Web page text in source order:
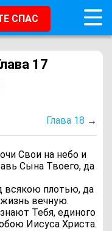
СПАС
17
Глава 18 →
Свои на небо и
Сына Твоего, да
всякою плотью, да
вечную.
Тебя, единого
Иисуса Христа.